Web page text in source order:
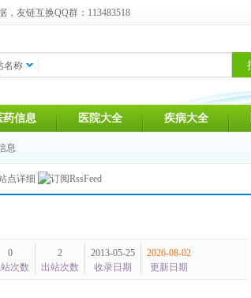
友链互换QQ群：113483518
名称
药信息 医院大全 疾病大全
息
点详细
0
站次数
2
出站次数
2013-05-25
收录日期
2026-08-02
更新日期